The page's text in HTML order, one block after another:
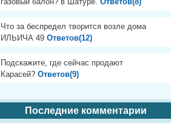
Что за беспредел творится возле дома
ИЛЬИЧА 49 Ответов(12)
Подскажите, где сейчас продают
Карасей? Ответов(9)
Последние комментарии